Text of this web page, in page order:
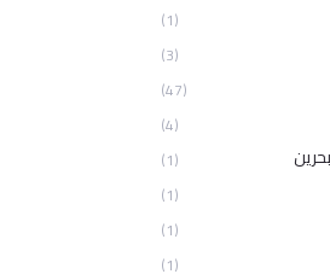
(1)
(3)
(47)
(4)
(1)
(1)
(1)
(1)